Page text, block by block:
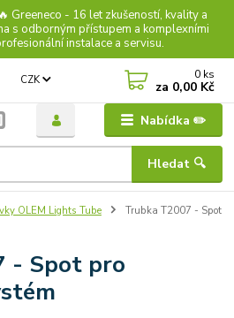
Greeneco - 16 let zkušeností, kvality a
s odborným přístupem a komplexními
instalace a servisu.
Nabídka ✏️
CZK
Hledat 🔍
0 ks
za 0,00 Kč
OLEM Lights Tube
Trubka T2007 - Spot
- Spot pro